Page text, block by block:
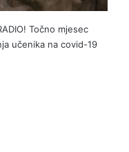
Točno mjesec
učenika na covid-19